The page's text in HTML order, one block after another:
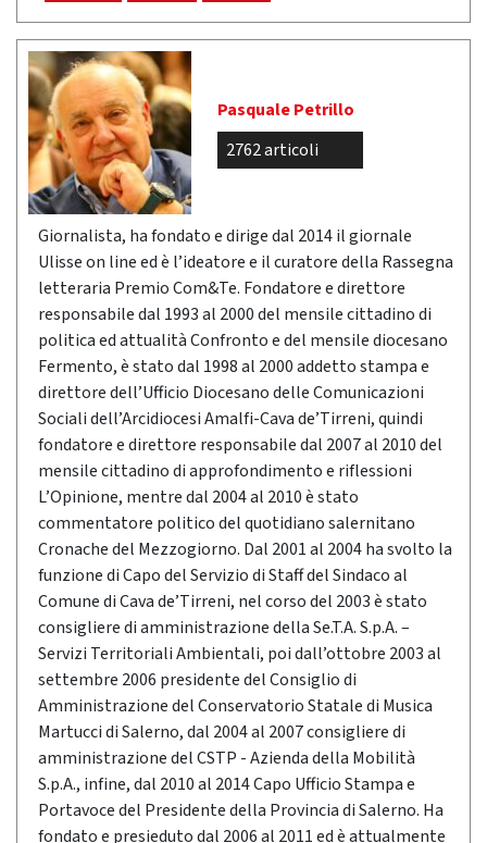
Pasquale Petrillo
2762 articoli
Giornalista, ha fondato e dirige dal 2014 il giornale
Ulisse on line ed è l’ideatore e il curatore della Rassegna
letteraria Premio Com&Te. Fondatore e direttore
responsabile dal 1993 al 2000 del mensile cittadino di
politica ed attualità Confronto e del mensile diocesano
Fermento, è stato dal 1998 al 2000 addetto stampa e
direttore dell’Ufficio Diocesano delle Comunicazioni
Sociali dell’Arcidiocesi Amalfi-Cava de’Tirreni, quindi
fondatore e direttore responsabile dal 2007 al 2010 del
mensile cittadino di approfondimento e riflessioni
L’Opinione, mentre dal 2004 al 2010 è stato
commentatore politico del quotidiano salernitano
Cronache del Mezzogiorno. Dal 2001 al 2004 ha svolto la
funzione di Capo del Servizio di Staff del Sindaco al
Comune di Cava de’Tirreni, nel corso del 2003 è stato
consigliere di amministrazione della Se.T.A. S.p.A. –
Servizi Territoriali Ambientali, poi dall’ottobre 2003 al
settembre 2006 presidente del Consiglio di
Amministrazione del Conservatorio Statale di Musica
Martucci di Salerno, dal 2004 al 2007 consigliere di
amministrazione del CSTP - Azienda della Mobilità
S.p.A., infine, dal 2010 al 2014 Capo Ufficio Stampa e
Portavoce del Presidente della Provincia di Salerno. Ha
fondato e presieduto dal 2006 al 2011 ed è attualmente